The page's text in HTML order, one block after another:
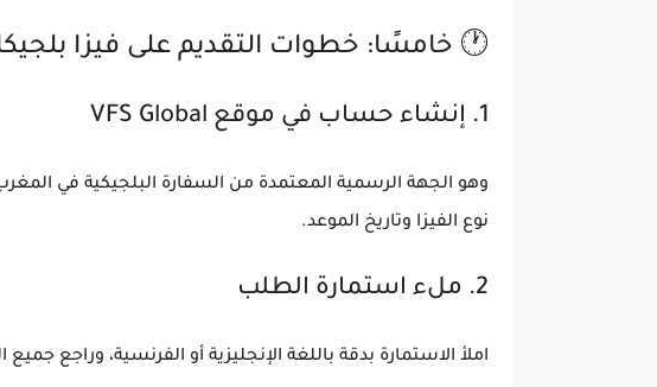
🕐 خامسًا: خطوات التقديم على فيزا
1. إنشاء حساب في موقع VFS Global
وهو الجهة الرسمية المعتمدة من السفارة البلجيكية في
نوع الفيزا وتاريخ الموعد.
2. ملء استمارة الطلب
املأ الاستمارة بدقة باللغة الإنجليزية أو الفرنسية، وراجع